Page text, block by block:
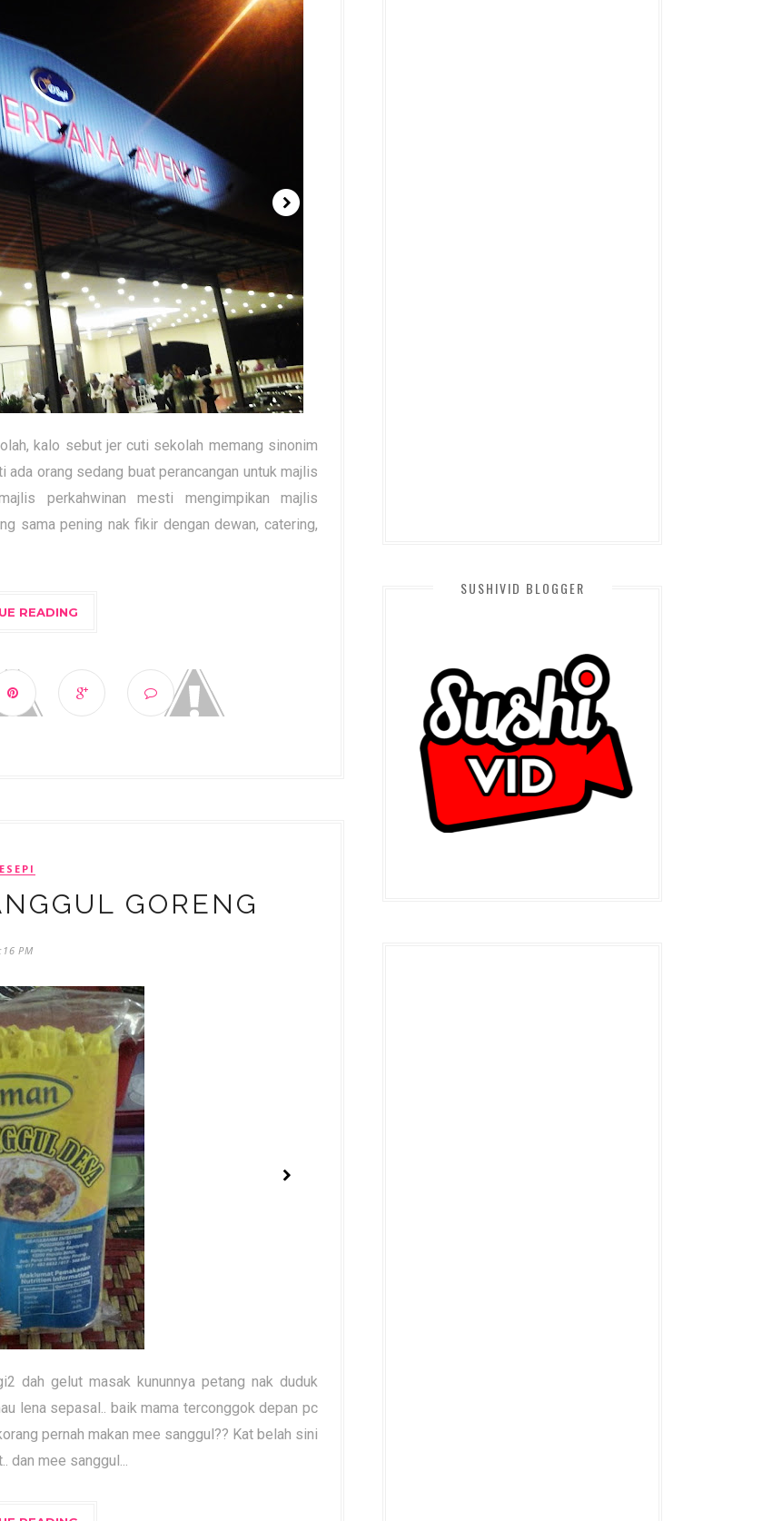
kalo sebut jer cuti sekolah memang sinonim
orang sedang buat perancangan untuk majlis
perkahwinan mesti mengimpikan majlis
sama pening nak fikir dengan dewan, catering,
READING
GORENG
PM
dah gelut masak kununnya petang nak duduk
lena sepasal.. baik mama terconggok depan pc
pernah makan mee sanggul?? Kat belah sini
dan mee sanggul...
SUSHIVID BLOGGER